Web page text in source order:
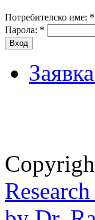
Потребителско име: *
Парола: *